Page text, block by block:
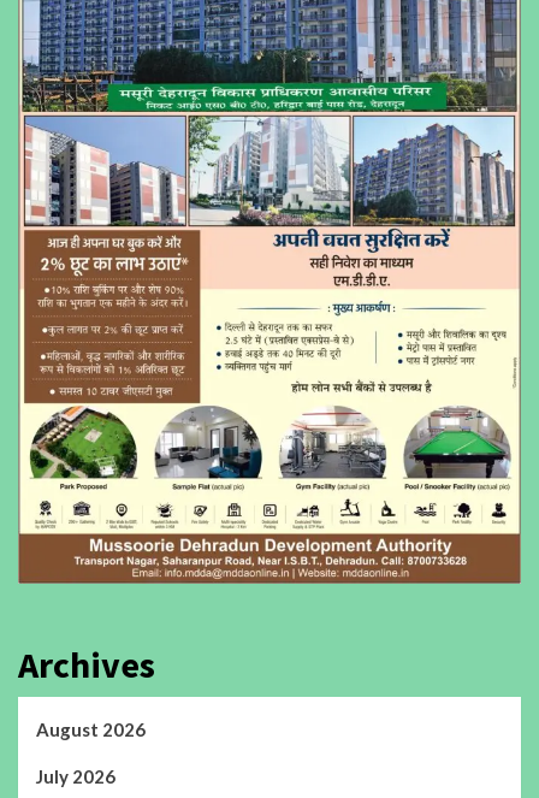
Archives
August 2026
July 2026